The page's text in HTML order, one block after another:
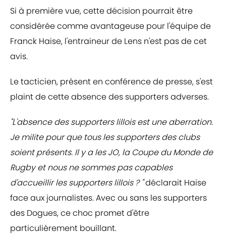
Si à première vue, cette décision pourrait être
considérée comme avantageuse pour l'équipe de
Franck Haise, l'entraineur de Lens n'est pas de cet
avis.
Le tacticien, présent en conférence de presse, s'est
plaint de cette absence des supporters adverses.
"L'absence des supporters lillois est une aberration.
Je milite pour que tous les supporters des clubs
soient présents. Il y a les JO, la Coupe du Monde de
Rugby et nous ne sommes pas capables
d'accueillir les supporters lillois ? "déclarait Haise
face aux journalistes.Avec ou sans les supporters
des Dogues, ce choc promet d'être
particulièrement bouillant.